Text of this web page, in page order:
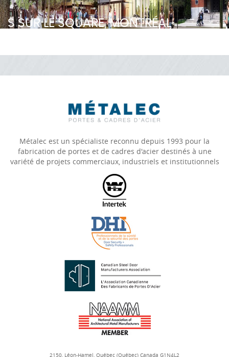
S SUR LE SQUARE, MONTRÉAL
Métalec est un spécialiste reconnu depuis 1993 pour la
fabrication de portes et de cadres d'acier destinés à une
variété de projets commerciaux, industriels et institutionnels
2150, Léon-Hamel, Québec (Québec) Canada G1N4L2